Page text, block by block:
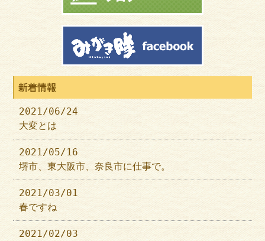
新着情報
2021/06/24
大変とは
2021/05/16
堺市、東大阪市、奈良市に仕事で。
2021/03/01
春ですね
2021/02/03